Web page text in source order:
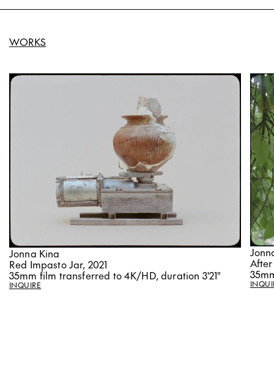
WORKS
Jonna Kina
Red Impasto Jar, 2021
35mm film transferred to 4K/HD, duration 3'21"
INQUIRE
After